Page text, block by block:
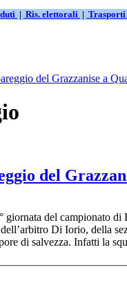
| Ris. elettorali | Trasporti
del Grazzanise a
del
giornata del campionato
Di Iorio, della
di salvezza. Infatti la